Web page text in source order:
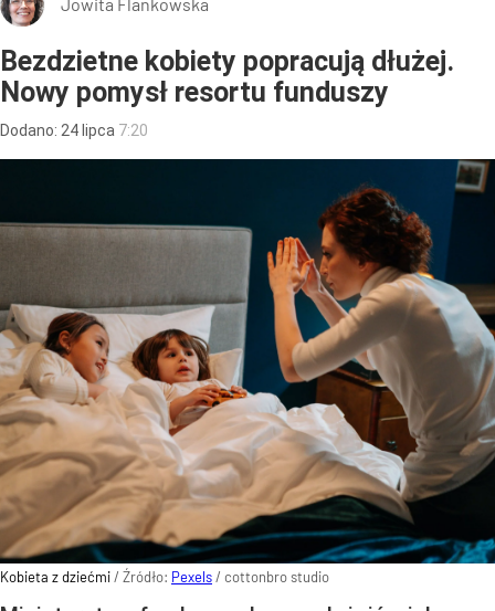
Bezdzietne kobiety popracują dłużej.
Nowy pomysł resortu funduszy
Dodano: 24 lipca 7:20
Kobieta z dziećmi/ Źródło: Pexels/ cottonbro studio